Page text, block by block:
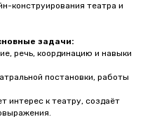
конструирования театра и
задачи:
речь, координацию и навыки
постановки, работы
интерес к театру, создаёт